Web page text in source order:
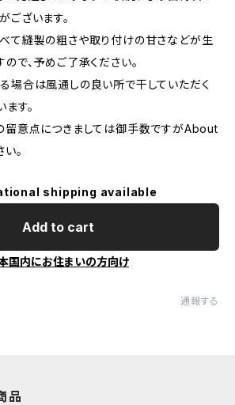
ざいます。
て縫製の粗さや取り付けの甘さなどが生
で、予めご了承ください。
場合は風通しの良い所で干していただく
す。
留意点につきましては御手数ですがAbout
。
shipping available
Add to cart
国内にお住まいの方向け
通報する
品